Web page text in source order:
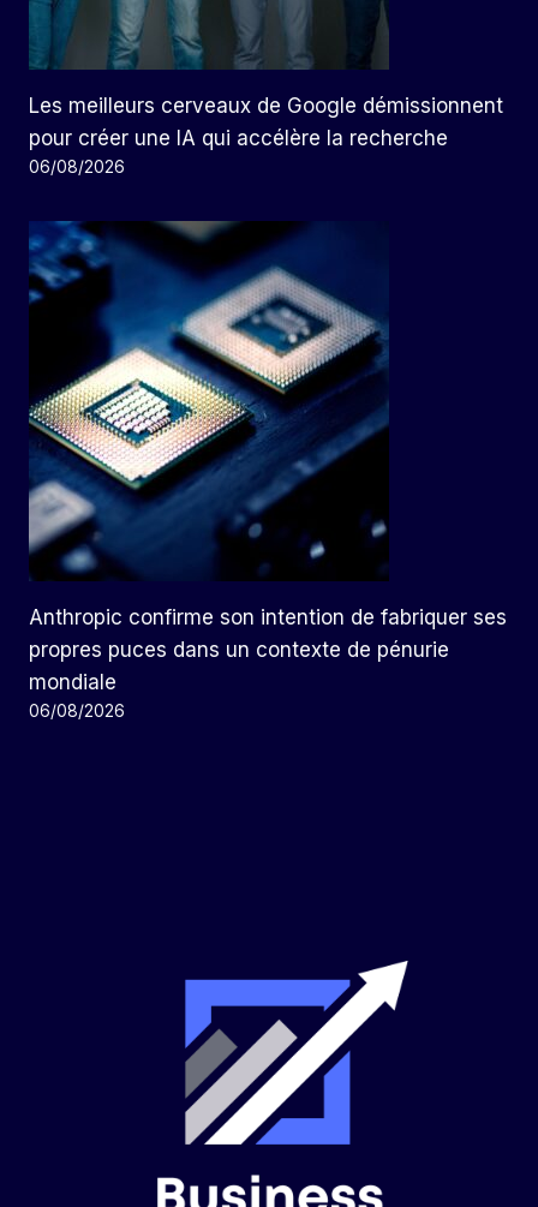
Les meilleurs cerveaux de Google démissionnent
pour créer une IA qui accélère la recherche
06/08/2026
Anthropic confirme son intention de fabriquer ses
propres puces dans un contexte de pénurie
mondiale
06/08/2026